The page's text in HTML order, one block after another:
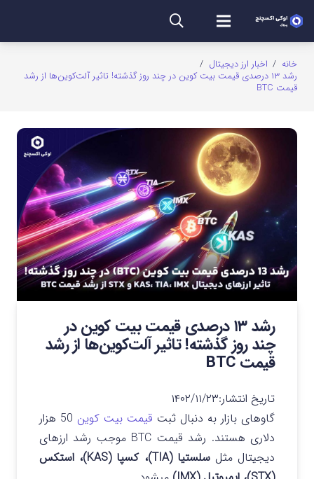
خانه / اخبار ارز دیجیتال /
رشد ۱۳ درصدی قیمت بیت کوین در چند روز گذشته! تاثیر آلت‌کوین‌ها از رشد
قیمت BTC
رشد ۱۳ درصدی قیمت بیت کوین در
چند روز گذشته! تاثیر آلت‌کوین‌ها از رشد
قیمت BTC
تاریخ انتشار:۱۴۰۲/۱۱/۲۳
گاوهای بازار به دنبال ثبت قیمت بیت کوین
50 هزار
دلاری هستند. رشد قیمت BTC موجب رشد ارزهای
دیجیتال مثل
سلستیا (TIA)، کسپا (KAS)، استکس